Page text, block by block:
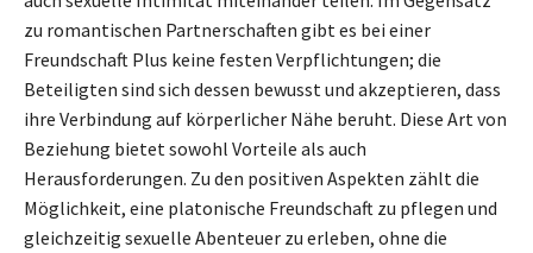
zu romantischen Partnerschaften gibt es bei einer
Freundschaft Plus keine festen Verpflichtungen; die
Beteiligten sind sich dessen bewusst und akzeptieren, dass
ihre Verbindung auf körperlicher Nähe beruht. Diese Art von
Beziehung bietet sowohl Vorteile als auch
Herausforderungen. Zu den positiven Aspekten zählt die
Möglichkeit, eine platonische Freundschaft zu pflegen und
gleichzeitig sexuelle Abenteuer zu erleben, ohne die